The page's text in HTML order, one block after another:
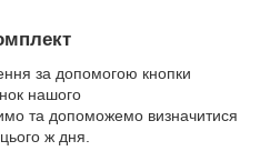
за допомогою кнопки
нашого
та допоможемо визначитися
ж дня.